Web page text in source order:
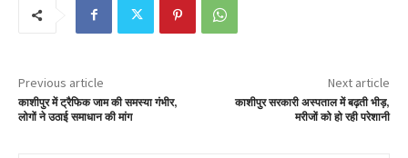
Previous article
काशीपुर में ट्रैफिक जाम की समस्या गंभीर,
लोगों ने उठाई समाधान की मांग
Next article
काशीपुर सरकारी अस्पताल में बढ़ती भीड़,
मरीजों को हो रही परेशानी